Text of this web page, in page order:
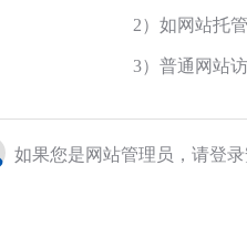
2）如网站托
3）普通网站
如果您是网站管理员，请登